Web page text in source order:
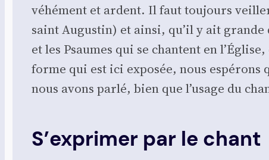
véhé­ment et ardent. Il faut tou­jours
saint Augus­tin) et ain­si, qu’il y ait
et les Psaumes qui se chantent en
forme qui est ici expo­sée, nous espé­rons
nous avons par­lé, bien que l’usage du
S’exprimer par le chant